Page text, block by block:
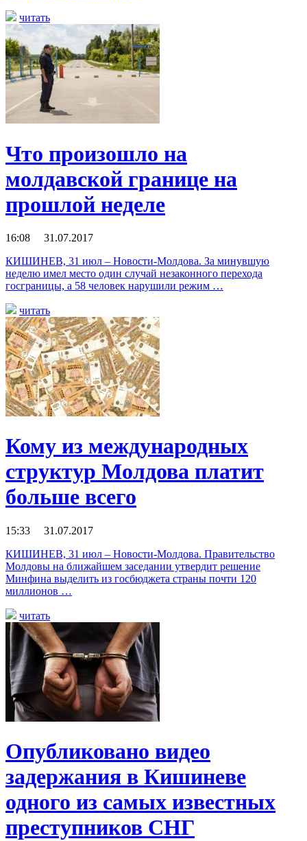
читать
Что произошло на
молдавской границе на
прошлой неделе
16:08 31.07.2017
КИШИНЕВ, 31 июл – Новости-Молдова. За минувшую
неделю имел место один случай незаконного перехода
госграницы, а 58 человек нарушили режим …
читать
Кому из международных
структур Молдова платит
больше всего
15:33 31.07.2017
КИШИНЕВ, 31 июл – Новости-Молдова. Правительство
Молдовы на ближайшем заседании утвердит решение
Минфина выделить из госбюджета страны почти 120
миллионов …
читать
Опубликовано видео
задержания в Кишиневе
одного из самых известных
преступников СНГ